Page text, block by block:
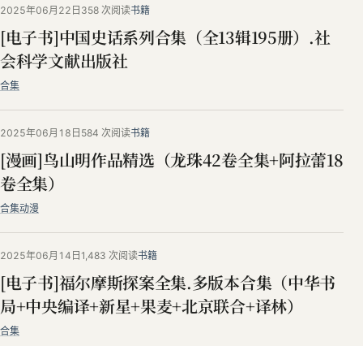
2025年06月22日 358 次阅读书籍
[电子书]中国史话系列合集（全13辑195册）.社
会科学文献出版社
合集
2025年06月18日 584 次阅读书籍
[漫画]鸟山明作品精选（龙珠42卷全集+阿拉蕾18
卷全集）
合集动漫
2025年06月14日 1,483 次阅读书籍
[电子书]福尔摩斯探案全集.多版本合集（中华书
局+中央编译+新星+果麦+北京联合+译林）
合集